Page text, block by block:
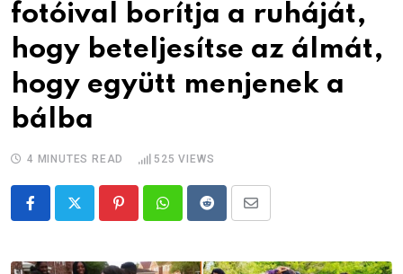
fotóival borítja a ruháját,
hogy beteljesítse az álmát,
hogy együtt menjenek a
bálba
4 MINUTES READ 525 VIEWS
PinterestWhatsappRedditShare
Email